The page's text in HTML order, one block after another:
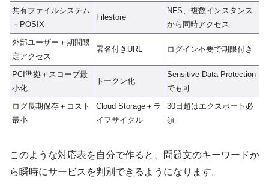
共有ファイルシステム
＋POSIX
Filestore
NFS、複数インスタンス
から同時アクセス
外部ユーザー＋期間限
定アクセス
署名付きURL ログイン不要で期限付き
PCI準拠＋スコープ最
小化
トークン化
Sensitive Data Protection
でも可
ログ長期保存＋コスト
最小
Cloud Storage＋ラ
イフサイクル
30日超はエクスポート必
須
このような対応表を自分で作ると、問題文のキーワードか
ら瞬時にサービスを判別できるようになります。